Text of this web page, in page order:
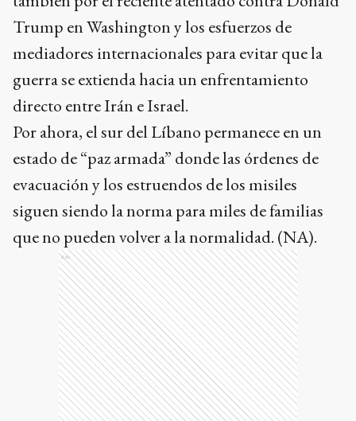
Trump en Washington y los esfuerzos de
mediadores internacionales para evitar que la
guerra se extienda hacia un enfrentamiento
directo entre Irán e Israel.
Por ahora, el sur del Líbano permanece en un
estado de “paz armada” donde las órdenes de
evacuación y los estruendos de los misiles
siguen siendo la norma para miles de familias
que no pueden volver a la normalidad. (NA).
Ads